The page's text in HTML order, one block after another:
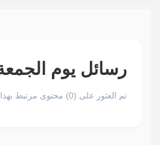
رسائل يوم
تم العثور على (0) محتوى مرتبط بهذا الوسم.